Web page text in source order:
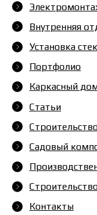
Внутренняя
Установка
Портфолио
Каркасный
Статьи
Садовый
Контакты